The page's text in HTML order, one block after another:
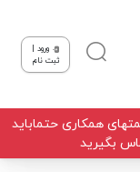
ورود |
ثبت نام
همکاری حتماباید
بگیرید